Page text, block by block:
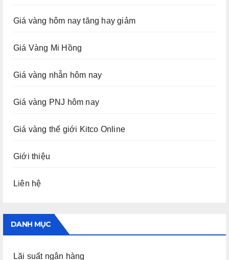
Giá vàng hôm nay tăng hay giảm
Giá Vàng Mi Hồng
Giá vàng nhẫn hôm nay
Giá vàng PNJ hôm nay
Giá vàng thế giới Kitco Online
Giới thiệu
Liên hệ
DANH MỤC
Lãi suất ngân hàng